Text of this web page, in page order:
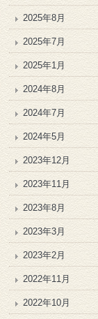
2025年8月
2025年7月
2025年1月
2024年8月
2024年7月
2024年5月
2023年12月
2023年11月
2023年8月
2023年3月
2023年2月
2022年11月
2022年10月